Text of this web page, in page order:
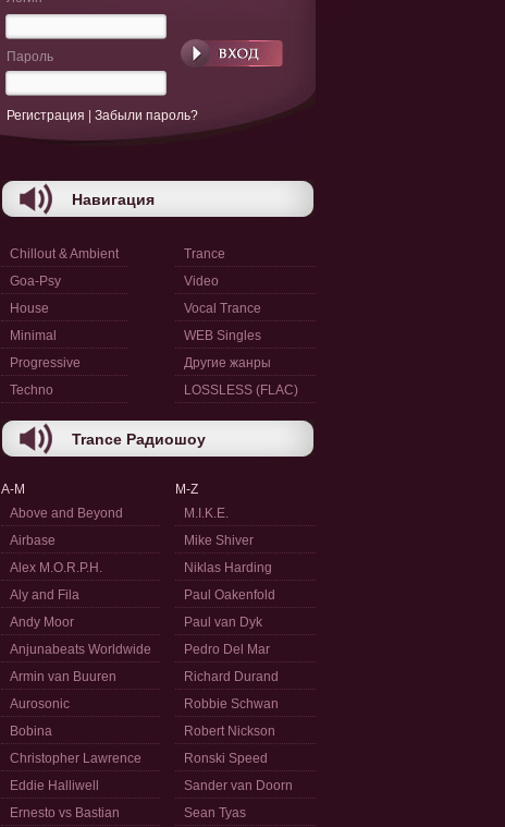
Пароль
Регистрация Забыли пароль?
Навигация
Chillout & Ambient
Goa-Psy
House
Minimal
Progressive
Techno
Trance
Video
Vocal Trance
WEB Singles
Другие жанры
LOSSLESS (FLAC)
Trance Радиошоу
A-M
Above and Beyond
Airbase
Alex M.O.R.P.H.
Aly and Fila
Andy Moor
Anjunabeats Worldwide
Armin van Buuren
Aurosonic
Bobina
Christopher Lawrence
Eddie Halliwell
Ernesto vs Bastian
M-Z
M.I.K.E.
Mike Shiver
Niklas Harding
Paul Oakenfold
Paul van Dyk
Pedro Del Mar
Richard Durand
Robbie Schwan
Robert Nickson
Ronski Speed
Sander van Doorn
Sean Tyas